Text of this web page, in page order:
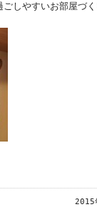
しやすいお部屋づ
2015